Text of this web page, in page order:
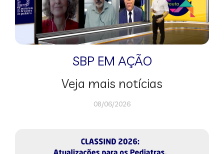
SBP EM AÇÃO
Veja mais notícias
08/06/2026